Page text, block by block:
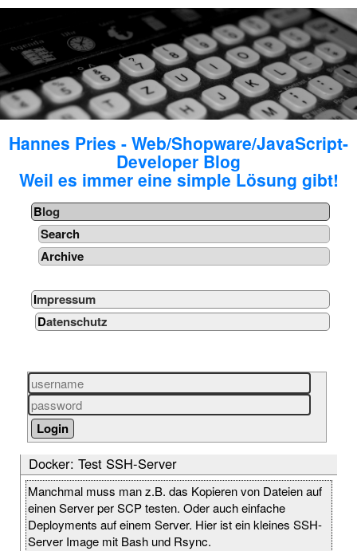
Hannes Pries - Web/Shopware/JavaScript-
Developer Blog
Weil es immer eine simple Lösung gibt!
Blog
Search
Archive
Impressum
Datenschutz
Docker: Test SSH-Server
Manchmal muss man z.B. das Kopieren von Dateien auf
einen Server per SCP testen. Oder auch einfache
Deployments auf einem Server. Hier ist ein kleines SSH-
Server Image mit Bash und Rsync.